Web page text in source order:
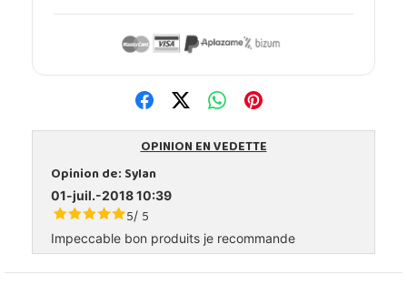
OPINION EN VEDETTE
Opinion de:Sylan
01-juil.-2018 10:39
5/ 5
Impeccable bon produits je recommande